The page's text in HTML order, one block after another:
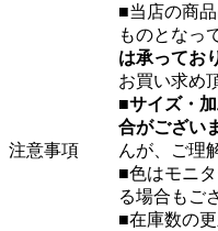
注意事項
■当店の商
ものとなっ
は承ってお
お買い求め
■サイズ・
合がござい
んが、ご理
■色はモニ
る場合もご
■在庫数の